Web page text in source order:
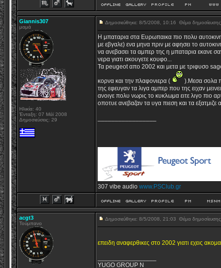
Giannis307
μαμά
Ηλικία: 40
Ένταξη: 07 Μάϊ 2008
Δημοσιεύσεις: 29
Δημοσιεύθηκε: 8/5/2008, 10:16 Θέμα
H μπαταρια στα Ευρωπαικα πιο πολυ
με εβγαλε) ενα μηνα πριν με αφησει το
να ανεβασει τα αμπερ της η μπαταρια εκανε
νερα γιατι ακουγετε κουφο...
Τα peugeot απο 2002 και μετα με τριφυσο
κορνα και την πλαφονιερα (
).Μεσα σολα
της εφευγαν τα λιγα αμπερ που της ειχαν
ανοιγε πολυ νωρις το κυκλωμα ειτε λιγο πιο
οποτυε ανεβαζαν τα υγα πιεση και τα
307 vibe audio www.PSClub.gr
acgt3
Τούμπανο
Δημοσιεύθηκε: 8/5/2008, 21:03 Θέμα
επειδη αναφερθικες στο 2002 γιατι εχεις
YUGO GROUP N